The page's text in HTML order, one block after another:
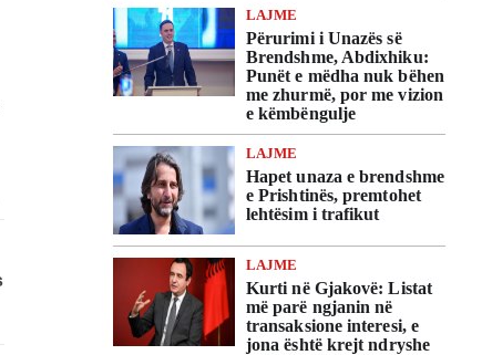
LAJME
Përurimi i Unazës së
Brendshme, Abdixhiku:
Punët e mëdha nuk bëhen
me zhurmë, por me vizion
e këmbëngulje
LAJME
Hapet unaza e brendshme
e Prishtinës, premtohet
lehtësim i trafikut
LAJME
Kurti në Gjakovë: Listat
më parë ngjanin në
transaksione interesi, e
jona është krejt ndryshe